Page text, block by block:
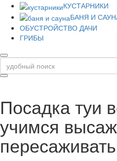
КУСТАРНИКИ
БАНЯ И
ОБУСТРОЙСТВО ДАЧИ
ГРИБЫ
Посадка туи
учимся